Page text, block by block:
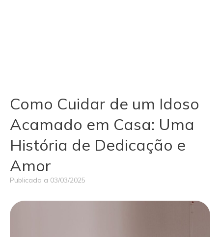
Como Cuidar de um Idoso
Acamado em Casa: Uma
História de Dedicação e
Amor
Publicado a 03/03/2025